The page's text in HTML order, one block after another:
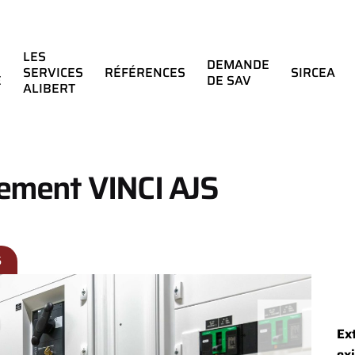
LES
SERVICES
ALIBERT
RÉFÉRENCES
DEMANDE
DE SAV
SIRCEA
VINCI AJS